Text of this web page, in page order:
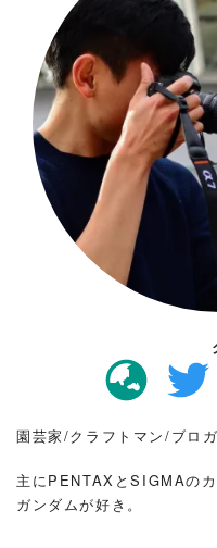
園芸家/クラフトマン/ブロ
主にPENTAXとSIGMAの
ガンダムが好き。